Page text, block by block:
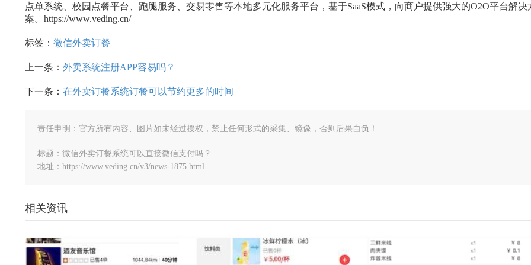
点单系统、校园点餐平台、跑腿服务、交易零售等本地多元化服务平台，基于SaaS模式，向商户提供强大的O2O平台解决
案。https://www.veding.cn/
标签： 微信外卖订餐
上一条： 外卖系统注册APP容易吗？
下一条： 在外卖订餐系统订餐可以节约更多的时间
责任申明：官方所有内容、图片如未经过授权，禁止任何形式的采集、镜像，否则后果自负！
标题：微信外卖订餐系统可以直接微信支付吗？
地址：https://www.veding.cn/v3/news-1875.html
相关资讯